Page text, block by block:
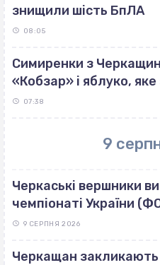
знищили шість БпЛА
08:05
Симиренки з
«Кобзар» і яблуко, яке
07:38
9
Черкаські вершники
чемпіонаті України
9 СЕРПНЯ 2026
Черкащан